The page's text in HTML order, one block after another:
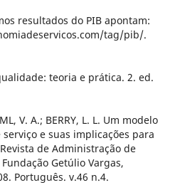
resultados do PIB apontam:
tag/pib/.
teoria e prática. 2. ed.
V. A.; BERRY, L. L. Um modelo
e suas implicações para
de Administração de
Fundação Getúlio Vargas,
Português. v.46 n.4.